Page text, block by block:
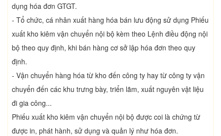
dụng hóa đơn GTGT.
- Tổ chức, cá nhân xuất hàng hóa bán lưu động sử dụng Phiếu
xuất kho kiêm vận chuyển nội bộ kèm theo Lệnh điều động nội
bộ theo quy định, khi bán hàng cơ sở lập hóa đơn theo quy
định.
- Vận chuyển hàng hóa từ kho đến công ty hay từ công ty vận
chuyển đến các khu trưng bày, triển lãm, xuất nguyên vật liệu
đi gia công...
Phiếu xuất kho kiêm vận chuyển nội bộ được coi là chứng từ
được in, phát hành, sử dụng và quản lý như hóa đơn.